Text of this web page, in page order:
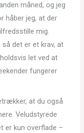
måned, og jeg
håber jeg, at der
mig.
det er et krav, at
let ved at
fungerer
at du også
Veludstyrede
er kun overflade –